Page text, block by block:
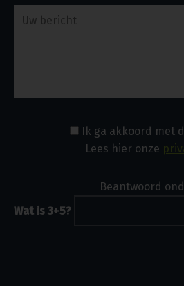
Ik ga akkoord met
Lees hier onze
Beantwoord
Wat is 3+5?